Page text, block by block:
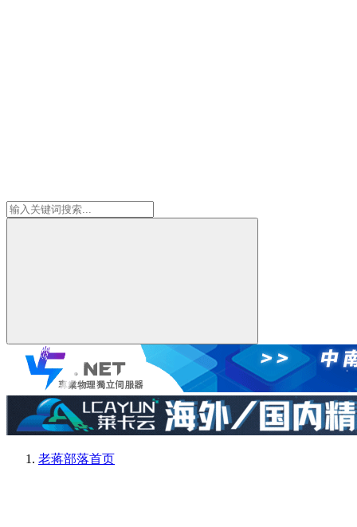
老蒋部落首页